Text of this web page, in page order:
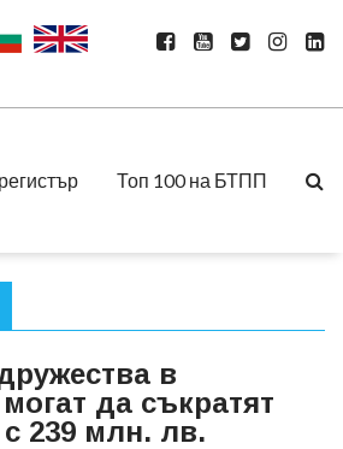
Топ 100 на БТПП
в
да съкратят
239 млн. лв.